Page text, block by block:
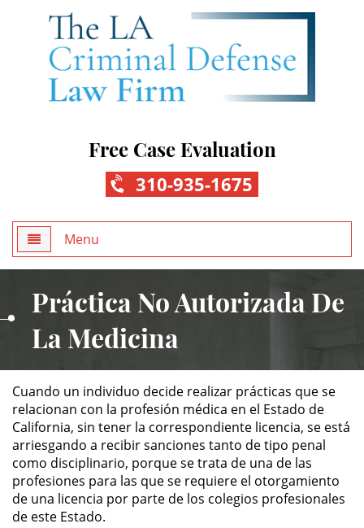
Free Case Evaluation
310-935-1675
Menu
ALTERNATIVE SENTENCING
Military Diversion
Áreas de Practica
Asalto y Agresión
Práctica No Autorizada De
La Medicina
Cuando un individuo decide realizar prácticas que se
relacionan con la profesión médica en el Estado de
California, sin tener la correspondiente licencia, se está
arriesgando a recibir sanciones tanto de tipo penal
como disciplinario, porque se trata de una de las
profesiones para las que se requiere el otorgamiento
de una licencia por parte de los colegios profesionales
de este Estado.